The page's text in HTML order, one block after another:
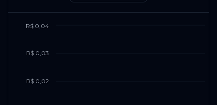
R$ 0,02
R$ 0,03
R$ 0,04